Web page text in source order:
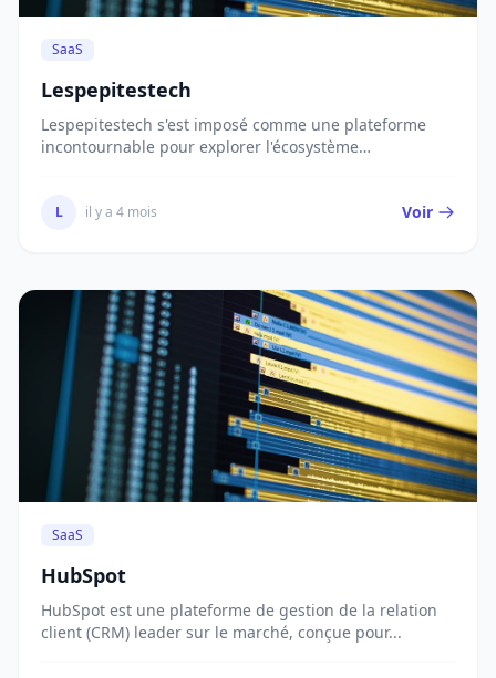
SaaS
Lespepitestech
Lespepitestech s'est imposé comme une plateforme
incontournable pour explorer l'écosystème
L il y a 4 mois Voir
SaaS
HubSpot
HubSpot est une plateforme de gestion de la relation
client (CRM) leader sur le marché, conçue pour...